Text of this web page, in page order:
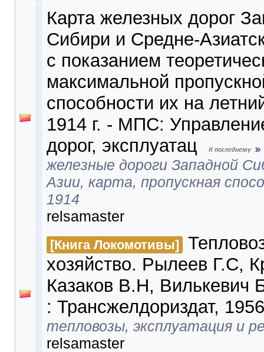
Карта железных дорог
Сибири и Средне-
с показанием
максимальной
способности их на
1914 г. - МПС:
дорог, эксплуатац
железные дороги Западной
Азии, карта, пропускная
1914
relsamaster
[Книга Локомотивы]
хозяйство. Рылеев Г.С,
Казаков В.Н, Вилькевич
: Трансжелдориздат, 1956
тепловозы, эксплуатация и
relsamaster